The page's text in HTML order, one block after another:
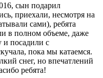
сын подарил
приехали, несмотря на
сами), ребята
в полном объеме, даже
и посадили с
пока мы катаемся.
снег, но впечатлений
ребята!